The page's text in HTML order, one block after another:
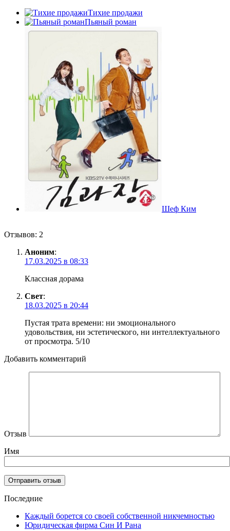
Тихие продажи
Пьяный роман
Шеф Ким
Отзывов: 2
Аноним:
17.03.2025 в 08:33
Классная дорама
Свет:
18.03.2025 в 20:44
Пустая трата времени: ни эмоционального
удовольствия, ни эстетического, ни интеллектуального
от просмотра. 5/10
Добавить комментарий
Отзыв
Имя
Последние
Каждый борется со своей собственной никчемностью
Юридическая фирма Син И Рана